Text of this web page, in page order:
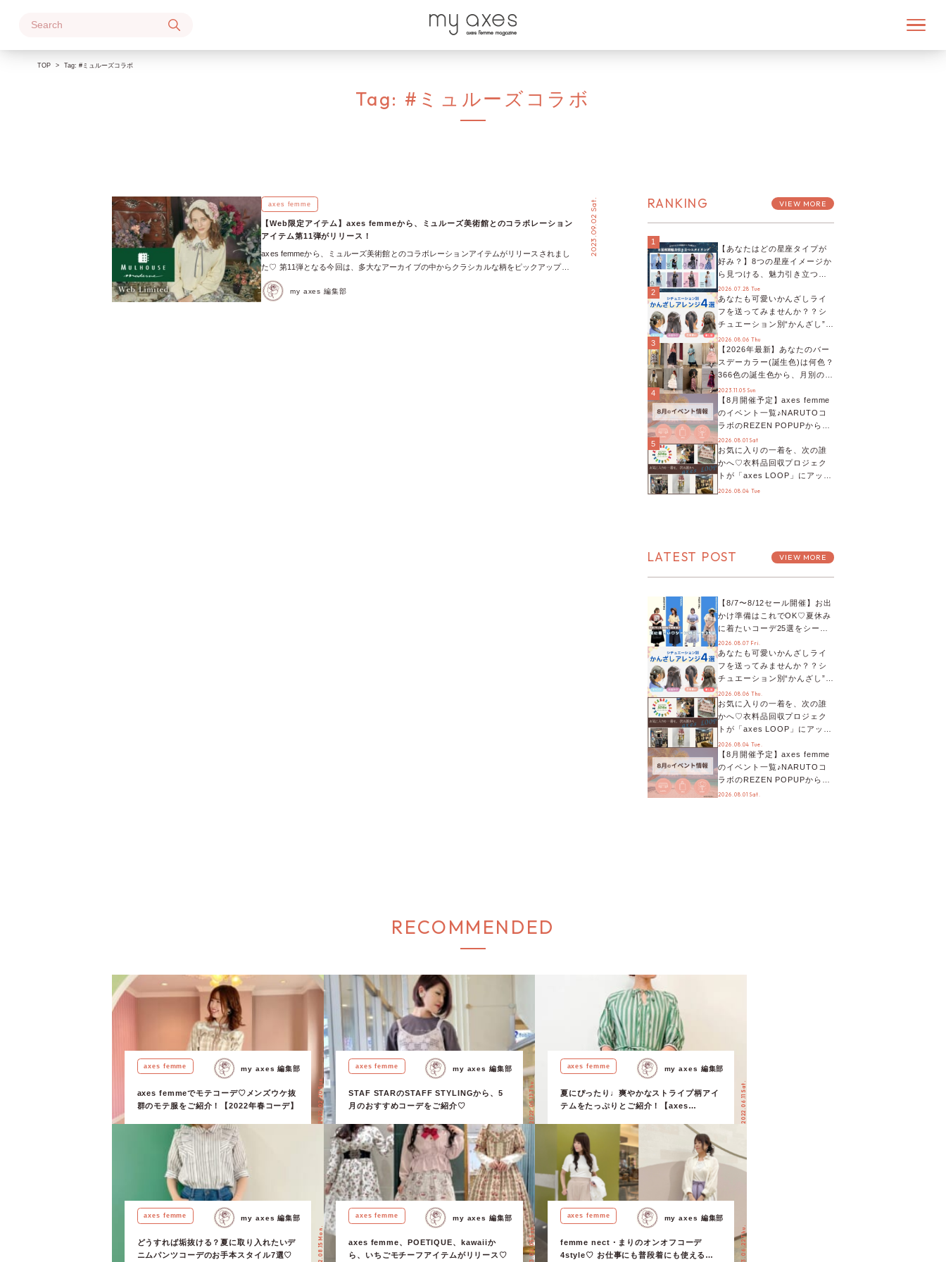
TOP Tag:#ミュルーズコラボ
Tag: #ミュルーズコラボ
axes femme
【Web限定アイテム】axes femmeから、ミュルーズ美術館とのコラボレーション
アイテム第11弾がリリース！
axes femmeから、ミュルーズ美術館とのコラボレーションアイテムがリリースされまし
た♡ 第11弾となる今回は、多大なアーカイブの中からクラシカルな柄をピックアップし
パターンに落とし込んだ、華やかなカーディガンとワンピースが登場！ ヴィンテージと
現代が融合した、新しい商品を生み出し続けている「ミュルーズ × axes femme」。 ヨ
my axes 編集部
2023.09.02 Sat.
RECOMMENDED
axes femme
axes femmeでモテコーデ♡メンズウケ抜
群のモテ服をご紹介！【2022年春コーデ】
2022.02.20 Sun.
my axes 編集部 axes femme
STAF STARのSTAFF STYLINGから、5
月のおすすめコーデをご紹介♡
2022.05.12 Thu.
my axes 編集部 axes femme
夏にぴったり♩爽やかなストライプ柄アイ
テムをたっぷりとご紹介！【axes
2022.06.11 Sat.
my axes 編集部
axes femme
どうすれば垢抜ける？夏に取り入れたいデ
ニムパンツコーデのお手本スタイル7選♡
2022.08.15 Mon.
my axes 編集部 axes femme
axes femme、POETIQUE、kawaiiか
ら、いちごモチーフアイテムがリリース♡
2023.02.05 Sun.
my axes 編集部 axes femme
femme nect・まりのオンオフコーデ
4style♡ お仕事にも普段着にも使える着
2023.06.22 Thu.
my axes 編集部
RANKING VIEW MORE
1
【あなたはどの星座タイプが
好み？】8つの星座イメージか
ら見つける、魅力引き立つス
タイリング♡
2026.07.28 Tue
2
あなたも可愛いかんざしライ
フを送ってみませんか？？シ
チュエーション別“かんざし”の
オススメ【ショップスタッフ
編集部】
2026.08.06 Thu
3
【2026年最新】あなたのバー
スデーカラー(誕生色)は何色？
366色の誕生色から、月別の誕
生色、バースデーカラーコー
デまでご紹介♡
2023.11.05 Sun
4
【8月開催予定】axes femme
のイベント一覧♪NARUTOコ
ラボのREZEN POPUPから、
プチYour Stage.、ティーパー
ティまで！8月の特別なイベン
トをチェック◎
2026.08.01 Sat
5
お気に入りの一着を、次の誰
かへ♡衣料品回収プロジェク
トが「axes LOOP」にアップ
デート！活用するとポイント
2026.08.04 Tue
LATEST POST VIEW MORE
【8/7〜8/12セール開催】お出
かけ準備はこれでOK♡夏休み
に着たいコーデ25選をシーン
別に徹底解説！
2026.08.07 Fri.
あなたも可愛いかんざしライ
フを送ってみませんか？？シ
チュエーション別“かんざし”の
オススメ【ショップスタッフ
編集部】
2026.08.06 Thu.
お気に入りの一着を、次の誰
かへ♡衣料品回収プロジェク
トが「axes LOOP」にアップ
デート！活用するとポイント
が手に入る◎
2026.08.04 Tue.
【8月開催予定】axes femme
のイベント一覧♪NARUTOコ
ラボのREZEN POPUPから、
プチYour Stage.、ティーパー
2026.08.01 Sat.